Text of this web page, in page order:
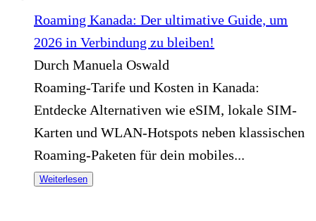
Roaming Kanada: Der ultimative Guide, um
2026 in Verbindung zu bleiben!
Durch Manuela Oswald
Roaming-Tarife und Kosten in Kanada:
Entdecke Alternativen wie eSIM, lokale SIM-
Karten und WLAN-Hotspots neben klassischen
Roaming-Paketen für dein mobiles...
Weiterlesen